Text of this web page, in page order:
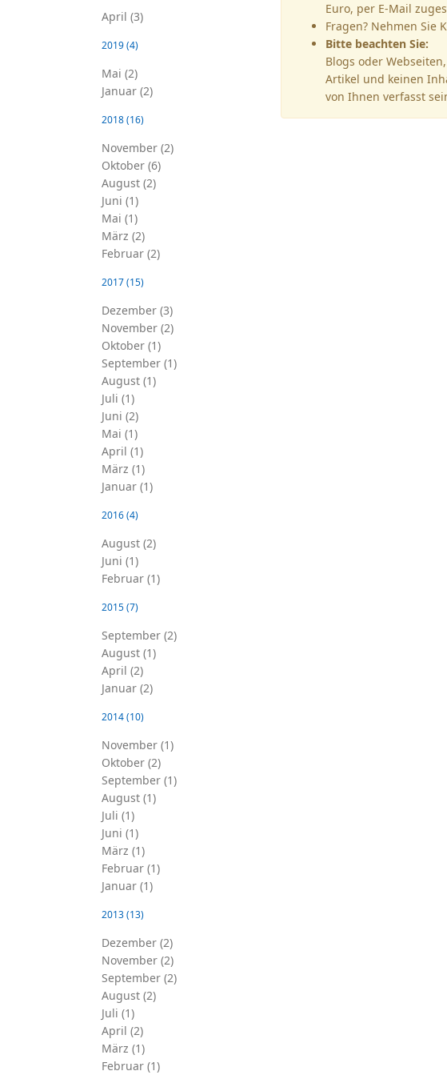
April (3)
2019(4)
Mai (2)
Januar (2)
2018(16)
November (2)
Oktober (6)
August (2)
Juni (1)
Mai (1)
März (2)
Februar (2)
2017(15)
Dezember (3)
November (2)
Oktober (1)
September (1)
August (1)
Juli (1)
Juni (2)
Mai (1)
April (1)
März (1)
Januar (1)
2016(4)
August (2)
Juni (1)
Februar (1)
2015(7)
September (2)
August (1)
April (2)
Januar (2)
2014(10)
November (1)
Oktober (2)
September (1)
August (1)
Juli (1)
Juni (1)
März (1)
Februar (1)
Januar (1)
2013(13)
Dezember (2)
November (2)
September (2)
August (2)
Juli (1)
April (2)
März (1)
Februar (1)
Euro, per E-Mail
Fragen? Nehmen Sie
Bitte beachten Sie:
Blogs oder
Artikel und keinen
von Ihnen verfasst